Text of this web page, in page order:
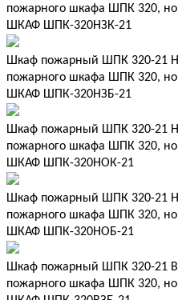
пожарного шкафа ШПК 320, но
ШКАФ ШПК-320НЗК-21
Шкаф пожарный ШПК 320-21
пожарного шкафа ШПК 320, но
ШКАФ ШПК-320НЗБ-21
Шкаф пожарный ШПК 320-21
пожарного шкафа ШПК 320, но
ШКАФ ШПК-320НОК-21
Шкаф пожарный ШПК 320-21
пожарного шкафа ШПК 320, но
ШКАФ ШПК-320НОБ-21
Шкаф пожарный ШПК 320-21
пожарного шкафа ШПК 320, но